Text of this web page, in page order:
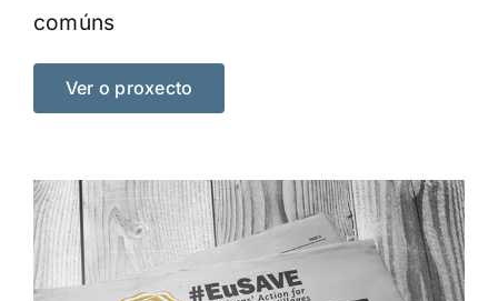
comúns
Ver o proxecto